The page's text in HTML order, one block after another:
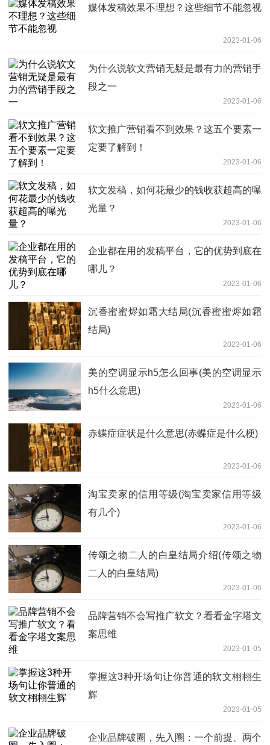
媒体发稿效果不理想？这些细节不能忽视
2023-01-06
为什么说软文营销无疑是最有力的营销手
段之一
2023-01-06
软文推广营销看不到效果？这五个要素一
定要了解到！
2023-01-06
软文发稿，如何花最少的钱收获超高的曝
光量？
2023-01-06
企业都在用的发稿平台，它的优势到底在
哪儿？
2023-01-06
沉香蜜蜜烬如霜大结局(沉香蜜蜜烬如霜
结局)
2023-01-06
美的空调显示h5怎么回事(美的空调显示
h5什么意思)
2023-01-06
赤蝶症症状是什么意思(赤蝶症是什么梗)
2023-01-06
淘宝卖家的信用等级(淘宝卖家信用等级
有几个)
2023-01-06
传颂之物二人的白皇结局介绍(传颂之物
二人的白皇结局)
2023-01-06
品牌营销不会写推广软文？看看金字塔文
案思维
2023-01-05
掌握这3种开场句让你普通的软文栩栩生
辉
2023-01-05
企业品牌破圈，先入圈：一个前提、两个